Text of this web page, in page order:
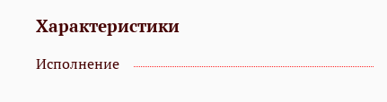
Характеристики
Исполнение